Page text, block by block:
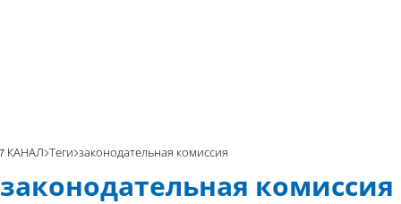
7 КАНАЛ Теги законодательная комиссия
законодательная комиссия